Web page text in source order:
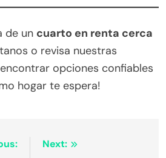
de un cuarto en renta cerca
o revisa nuestras
opciones confiables
hogar te espera!
Next: